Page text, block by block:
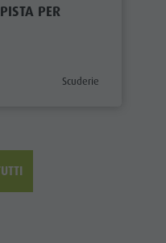
PER
aria.poi_category_prefix
Scuderie